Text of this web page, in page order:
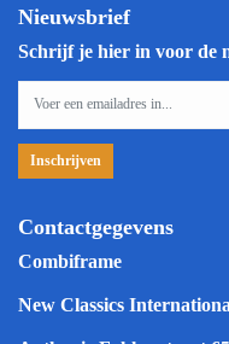
Nieuwsbrief
Schrijf je hier in voor de
Contactgegevens
Combiframe
New Classics